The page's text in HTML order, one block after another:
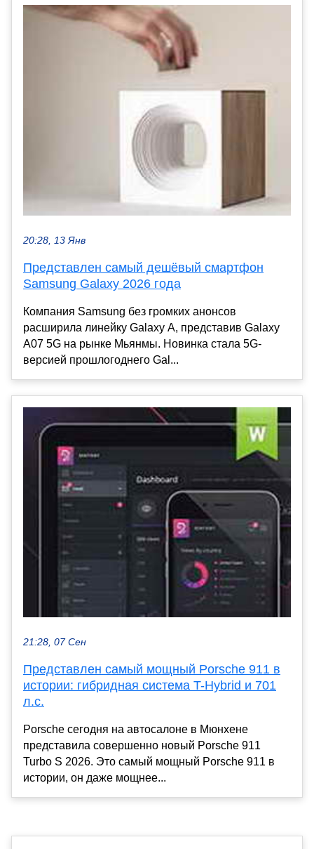
20:28, 13 Янв
Представлен самый дешёвый смартфон
Samsung Galaxy 2026 года
Компания Samsung без громких анонсов
расширила линейку Galaxy A, представив Galaxy
A07 5G на рынке Мьянмы. Новинка стала 5G-
версией прошлогоднего Gal...
21:28, 07 Сен
Представлен самый мощный Porsche 911 в
истории: гибридная система T-Hybrid и 701
л.с.
Porsche сегодня на автосалоне в Мюнхене
представила совершенно новый Porsche 911
Turbo S 2026. Это самый мощный Porsche 911 в
истории, он даже мощнее...